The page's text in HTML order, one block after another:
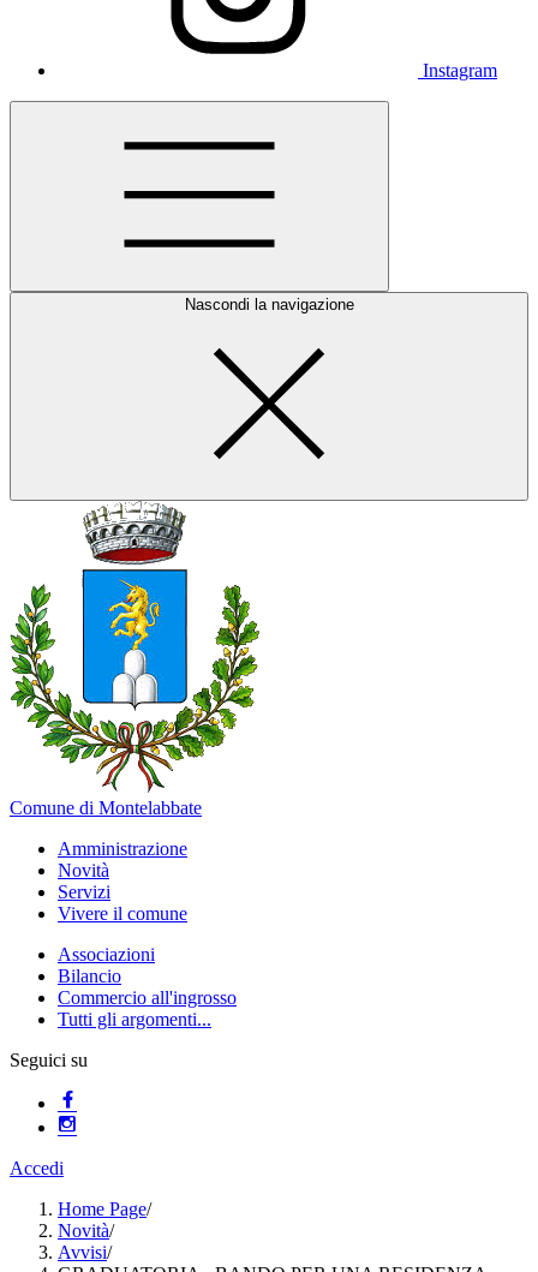
Instagram
Nascondi la navigazione
Comune di Montelabbate
Amministrazione
Novità
Servizi
Vivere il comune
Associazioni
Bilancio
Commercio all'ingrosso
Tutti gli argomenti...
Seguici su
Accedi
Home Page/
Novità/
Avvisi/